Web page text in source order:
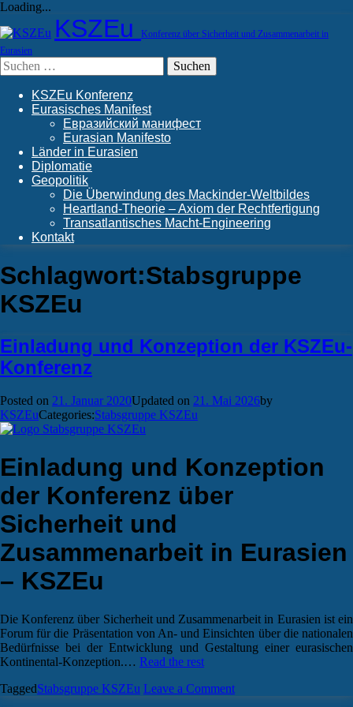
Loading...
to
content
KSZEu
Konferenz über Sicherheit und Zusammenarbeit in
Eurasien
Suchen
nach:
KSZEu Konferenz
Eurasisches Manifest
Евразийский манифест
Eurasian Manifesto
Länder in Eurasien
Diplomatie
Geopolitik
Die Überwindung des Mackinder-Weltbildes
Heartland-Theorie – Axiom der Rechtfertigung
Transatlantisches Macht-Engineering
Kontakt
Schlagwort:Stabsgruppe
KSZEu
Einladung und Konzeption der KSZEu-
Konferenz
Posted on 21. Januar 2020Updated on 21. Mai 2026by
KSZEuCategories:Stabsgruppe KSZEu
Einladung und Konzeption
der Konferenz über
Sicherheit und
Zusammenarbeit in Eurasien
– KSZEu
Die Konferenz über Sicherheit und Zusammenarbeit in Eurasien ist ein
Forum für die Präsentation von An- und Einsichten über die nationalen
Bedürfnisse bei der Entwicklung und Gestaltung einer eurasischen
Kontinental-Konzeption.… Read the rest
TaggedStabsgruppe KSZEu Leave a Commenton